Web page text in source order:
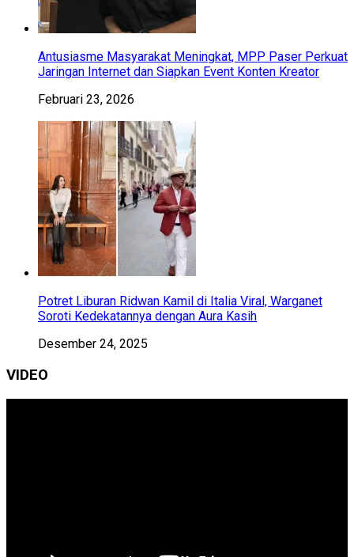
Antusiasme Masyarakat Meningkat, MPP Paser Perkuat
Jaringan Internet dan Siapkan Event Konten Kreator
Februari 23, 2026
Potret Liburan Ridwan Kamil di Italia Viral, Warganet
Soroti Kedekatannya dengan Aura Kasih
Desember 24, 2025
VIDEO